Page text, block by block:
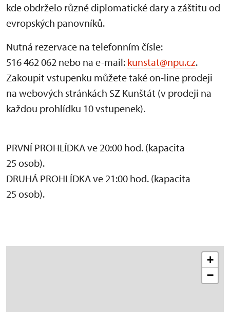
kde obdrželo různé diplomatické dary a záštitu od
evropských panovníků.
Nutná rezervace na telefonním čísle:
516 462 062 nebo na e-mail: kunstat@npu.cz.
Zakoupit vstupenku můžete také on-line prodeji
na webových stránkách SZ Kunštát (v prodeji na
každou prohlídku 10 vstupenek).
PRVNÍ PROHLÍDKA ve 20:00 hod. (kapacita
25 osob).
DRUHÁ PROHLÍDKA ve 21:00 hod. (kapacita
25 osob).
+
−